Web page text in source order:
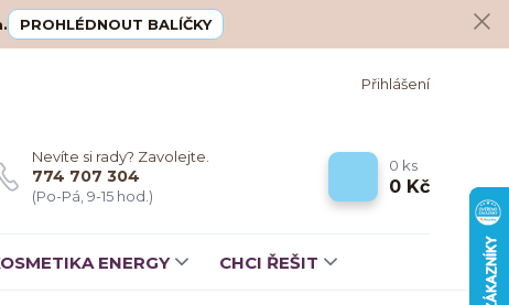
PROHLÉDNOUT BALÍČKY
Přihlášení
Nevíte si rady? Zavolejte.
774 707 304
(Po-Pá, 9-15 hod.)
0 ks
0 Kč
ENERGY CHCI ŘEŠIT